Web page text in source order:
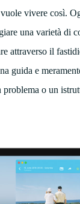
vivere così.
una varietà di
attraverso il
guida e
problema o un